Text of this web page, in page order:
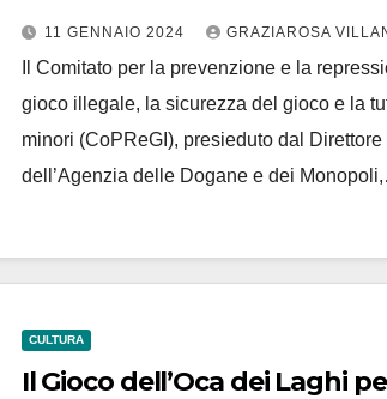
euro
11 GENNAIO 2024 GRAZIAROSA
Il Comitato per la prevenzione e la
gioco illegale, la sicurezza del gioco e la
minori (CoPReGI), presieduto dal Direttore
dell’Agenzia delle Dogane e dei
CULTURA
Il Gioco dell’Oca dei Laghi